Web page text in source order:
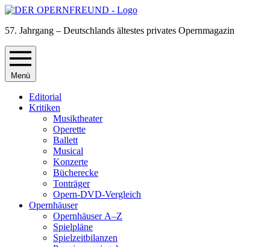
57. Jahrgang – Deutschlands ältestes privates Opernmagazin
Menü
Editorial
Kritiken
Musiktheater
Operette
Ballett
Musical
Konzerte
Bücherecke
Tonträger
Opern-DVD-Vergleich
Opernhäuser
Opernhäuser A–Z
Spielpläne
Spielzeitbilanzen